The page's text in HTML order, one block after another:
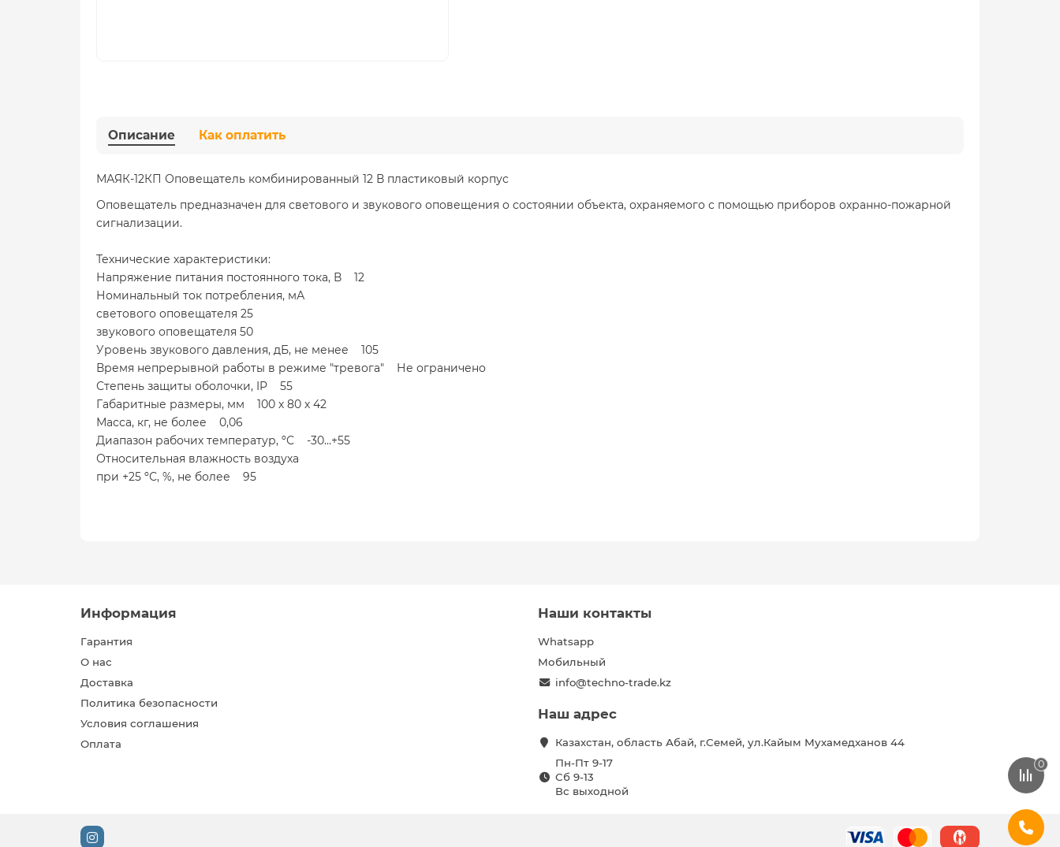
Описание Как оплатить
МАЯК-12КП Оповещатель комбинированный 12 В пластиковый корпус
Оповещатель предназначен для светового и звукового оповещения о состоянии объекта, охраняемого с помощью приборов охранно-пожарной
сигнализации.
Технические характеристики:
Напряжение питания постоянного тока, В 12
Номинальный ток потребления, мА
светового оповещателя 25
звукового оповещателя 50
Уровень звукового давления, дБ, не менее 105
Время непрерывной работы в режиме "тревога" Не ограничено
Степень защиты оболочки, IP 55
Габаритные размеры, мм 100 х 80 х 42
Масса, кг, не более 0,06
Диапазон рабочих температур, ºС -30…+55
Относительная влажность воздуха
при +25 ºС, %, не более 95
Информация
Гарантия
О нас
Доставка
Политика безопасности
Условия соглашения
Оплата
Наши контакты
Whatsapp
Мобильный
info@techno-trade.kz
Наш адрес
Казахстан, область Абай, г.Семей, ул.Кайым Мухамедханов 44
Пн-Пт 9-17
Сб 9-13
Вс выходной
0